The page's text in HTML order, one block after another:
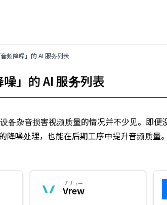
频降噪」的 AI 服务列表
」的 AI 服务列表
杂音损害视频质量的情况并不少见。即
噪处理，也能在后期工序中提升音频质量。
ブリュー
Vrew